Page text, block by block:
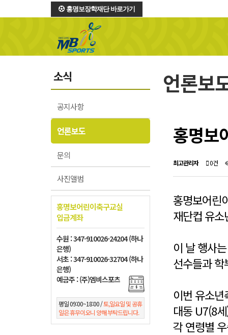
홍명보장학재단 바로가기
소식
공지사항
언론보도
문의
사진앨범
홍명보어린이축구교실
입금계좌
수원 : 347-910026-24204 (하나
은행)
서초 : 347-910026-32704 (하나
은행)
예금주 : (주)엠비스포츠
평일 09:00~18:00 /토,일요일 및 공휴
일은 휴무이오니 양해 부탁드립니다.
언론보
홍명보
최고관리자 0건
홍명보어린
재단컵 유
이 날 행사
선수들과
이번 유소
대동 U7(8
각 연령별